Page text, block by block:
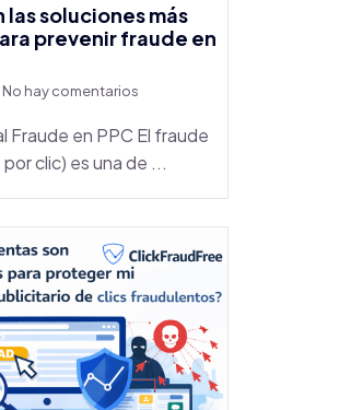
las soluciones más
prevenir fraude en
No hay comentarios
Fraude en PPC El fraude
clic) es una de ...